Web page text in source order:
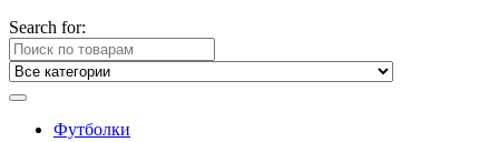
Search for:
Футболки